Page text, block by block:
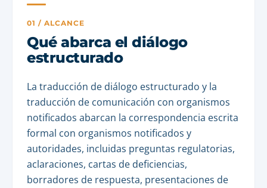
01 / ALCANCE
Qué abarca el diálogo
estructurado
La traducción de diálogo estructurado y la
traducción de comunicación con organismos
notificados abarcan la correspondencia escrita
formal con organismos notificados y
autoridades, incluidas preguntas regulatorias,
aclaraciones, cartas de deficiencias,
borradores de respuesta, presentaciones de